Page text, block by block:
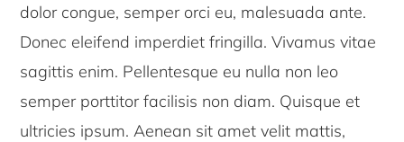
dolor congue, semper orci eu, malesuada ante.
Donec eleifend imperdiet fringilla. Vivamus vitae
sagittis enim. Pellentesque eu nulla non leo
semper porttitor facilisis non diam. Quisque et
ultricies ipsum. Aenean sit amet velit mattis,